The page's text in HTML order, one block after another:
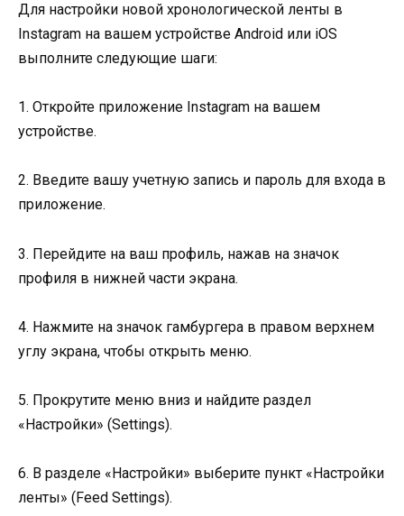
Для настройки новой хронологической ленты в
Instagram на вашем устройстве Android или iOS
выполните следующие шаги:
1. Откройте приложение Instagram на вашем
устройстве.
2. Введите вашу учетную запись и пароль для входа в
приложение.
3. Перейдите на ваш профиль, нажав на значок
профиля в нижней части экрана.
4. Нажмите на значок гамбургера в правом верхнем
углу экрана, чтобы открыть меню.
5. Прокрутите меню вниз и найдите раздел
«Настройки» (Settings).
6. В разделе «Настройки» выберите пункт «Настройки
ленты» (Feed Settings).